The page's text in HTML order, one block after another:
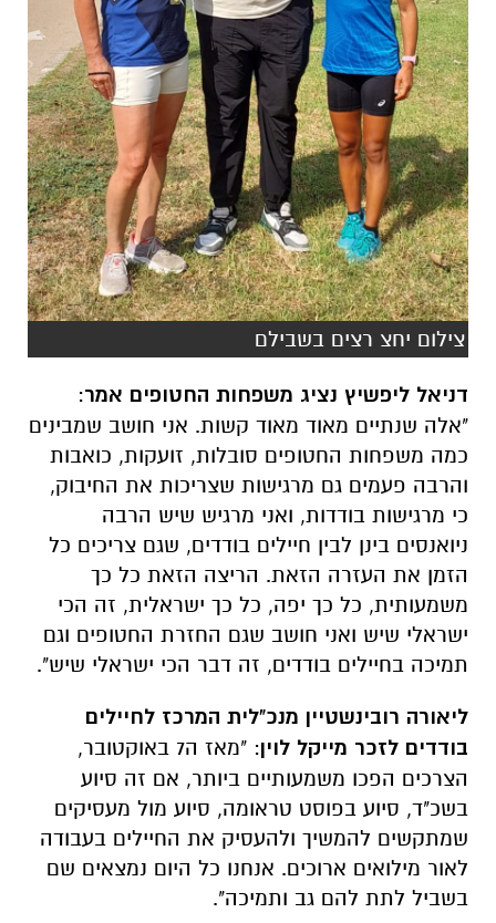
צילום יחצ רצים בשבילם
דניאל ליפשיץ נציג משפחות החטופים אמר:
"אלה שנתיים מאוד מאוד קשות. אני חושב שמבינים
כמה משפחות החטופים סובלות, זועקות, כואבות
והרבה פעמים גם מרגישות שצריכות את החיבוק,
כי מרגישות בודדות, ואני מרגיש שיש הרבה
ניואנסים בינן לבין חיילים בודדים, שגם צריכים כל
הזמן את העזרה הזאת. הריצה הזאת כל כך
משמעותית, כל כך יפה, כל כך ישראלית, זה הכי
ישראלי שיש ואני חושב שגם החזרת החטופים וגם
תמיכה בחיילים בודדים, זה דבר הכי ישראלי שיש".
ליאורה רובינשטיין מנכ"לית המרכז לחיילים
בודדים לזכר מייקל לוין
: "מאז ה7 באוקטובר,
הצרכים הפכו משמעותיים ביותר, אם זה סיוע
בשכ"ד, סיוע בפוסט טראומה, סיוע מול מעסיקים
שמתקשים להמשיך ולהעסיק את החיילים בעבודה
לאור מילואים ארוכים. אנחנו כל היום נמצאים שם
בשביל לתת להם גב ותמיכה".